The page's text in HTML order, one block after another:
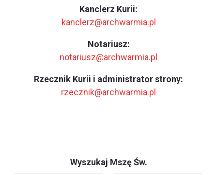
Kanclerz Kurii:
kanclerz@archwarmia.pl
Notariusz:
notariusz@archwarmia.pl
Rzecznik Kurii i administrator strony:
rzecznik@archwarmia.pl
Wyszukaj Mszę Św.